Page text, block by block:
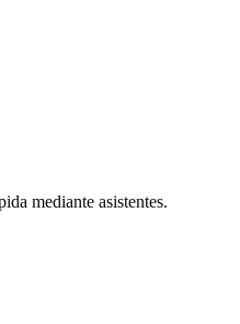
mediante asistentes.